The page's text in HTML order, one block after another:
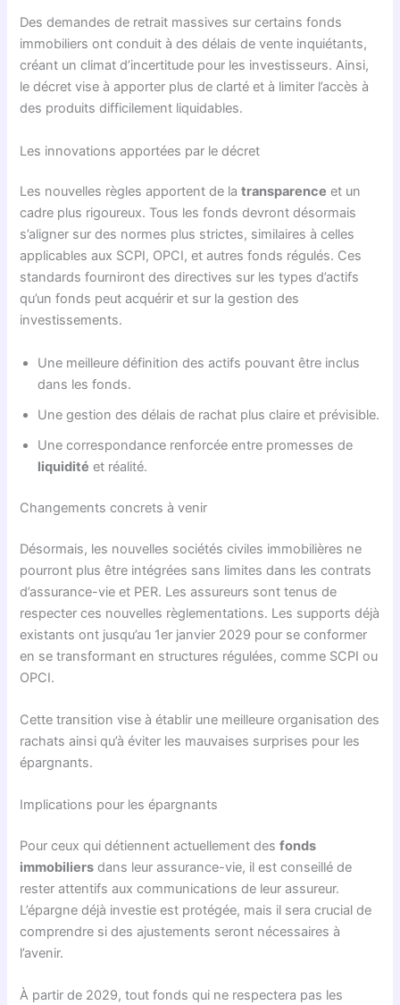
Des demandes de retrait massives sur certains fonds
immobiliers ont conduit à des délais de vente inquiétants,
créant un climat d’incertitude pour les investisseurs. Ainsi,
le décret vise à apporter plus de clarté et à limiter l’accès à
des produits difficilement liquidables.
Les innovations apportées par le décret
Les nouvelles règles apportent de latransparence et un
cadre plus rigoureux. Tous les fonds devront désormais
s’aligner sur des normes plus strictes, similaires à celles
applicables aux SCPI, OPCI, et autres fonds régulés. Ces
standards fourniront des directives sur les types d’actifs
qu’un fonds peut acquérir et sur la gestion des
investissements.
Une meilleure définition des actifs pouvant être inclus
dans les fonds.
Une gestion des délais de rachat plus claire et prévisible.
Une correspondance renforcée entre promesses de
liquidité et réalité.
Changements concrets à venir
Désormais, les nouvelles sociétés civiles immobilières ne
pourront plus être intégrées sans limites dans les contrats
d’assurance-vie et PER. Les assureurs sont tenus de
respecter ces nouvelles règlementations. Les supports déjà
existants ont jusqu’au 1er janvier 2029 pour se conformer
en se transformant en structures régulées, comme SCPI ou
OPCI.
Cette transition vise à établir une meilleure organisation des
rachats ainsi qu’à éviter les mauvaises surprises pour les
épargnants.
Implications pour les épargnants
Pour ceux qui détiennent actuellement desfonds
immobiliers dans leur assurance-vie, il est conseillé de
rester attentifs aux communications de leur assureur.
L’épargne déjà investie est protégée, mais il sera crucial de
comprendre si des ajustements seront nécessaires à
l’avenir.
À partir de 2029, tout fonds qui ne respectera pas les